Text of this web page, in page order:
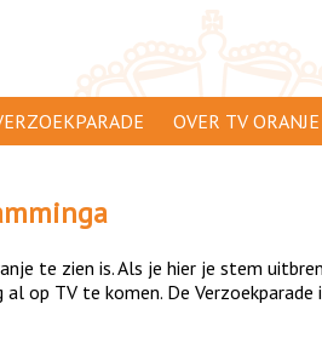
OVER TV ORANJE
ADVERTEREN
te zien is. Als je hier je stem
al op TV te komen. De Verzoekparade